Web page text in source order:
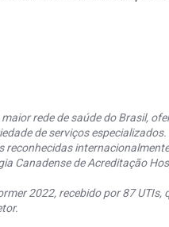
rede de saúde do Brasil,
de serviços especializados.
reconhecidas
Canadense de Acreditação
2022, recebido por 87 UTIs,